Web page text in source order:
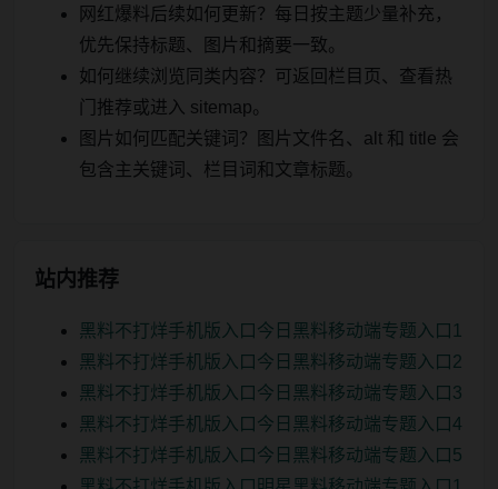
网红爆料后续如何更新？每日按主题少量补充，
优先保持标题、图片和摘要一致。
如何继续浏览同类内容？可返回栏目页、查看热
门推荐或进入 sitemap。
图片如何匹配关键词？图片文件名、alt 和 title 会
包含主关键词、栏目词和文章标题。
站内推荐
黑料不打烊手机版入口今日黑料移动端专题入口1
黑料不打烊手机版入口今日黑料移动端专题入口2
黑料不打烊手机版入口今日黑料移动端专题入口3
黑料不打烊手机版入口今日黑料移动端专题入口4
黑料不打烊手机版入口今日黑料移动端专题入口5